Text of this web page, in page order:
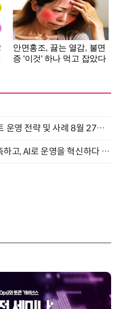
성과를 만드는 AI 에이전트 운영 전략 및 사례 8월 27일 개최
[올쇼TV] AI 인프라를 관측하고, AI로 운영을 혁신하다 (8월 11일 생방송)